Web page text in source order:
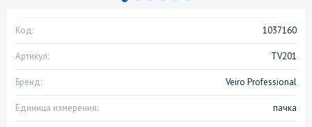
Код: 1037160
Артикул: TV201
Бренд: Veiro Professional
Единица измерения: пачка